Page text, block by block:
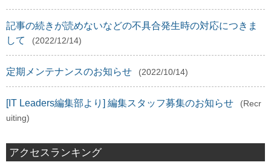
記事の続きが読めないなどの不具合発生時の対応につきま
して
(2022/12/14)
定期メンテナンスのお知らせ (2022/10/14)
[IT Leaders編集部より] 編集スタッフ募集のお知らせ
(Recr
uiting)
アクセスランキング